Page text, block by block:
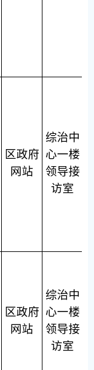
区政府
网站
综治中
心一楼
领导接
访室
区政府
网站
综治中
心一楼
领导接
访室